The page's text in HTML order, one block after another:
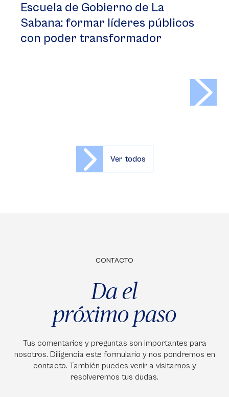
Escuela de Gobierno de La
Sabana: formar líderes públicos
con poder transformador
Ver todos
CONTACTO
Da el
próximo paso
Tus comentarios y preguntas son importantes para
nosotros. Diligencia este formulario y nos pondremos en
contacto. También puedes venir a visitarnos y
resolveremos tus dudas.